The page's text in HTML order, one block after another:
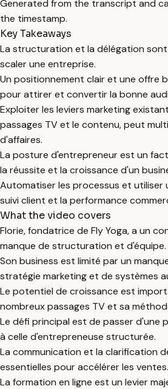
Generated from the transcript and
the timestamp.
Key Takeaways
La structuration et la délégation
scaler une entreprise.
Un positionnement clair et une offre
pour attirer et convertir la bonne
Exploiter les leviers marketing
passages TV et le contenu, peut
d'affaires.
La posture d'entrepreneur est un
la réussite et la croissance d'un
Automatiser les processus et utiliser
suivi client et la performance
What the video covers
Florie, fondatrice de Fly Yoga, a un
manque de structuration et d'équipe.
Son business est limité par un
stratégie marketing et de systèmes
Le potentiel de croissance est
nombreux passages TV et sa
Le défi principal est de passer d'une
à celle d'entrepreneuse structurée.
La communication et la clarification
essentielles pour accélérer les ventes.
La formation en ligne est un levier